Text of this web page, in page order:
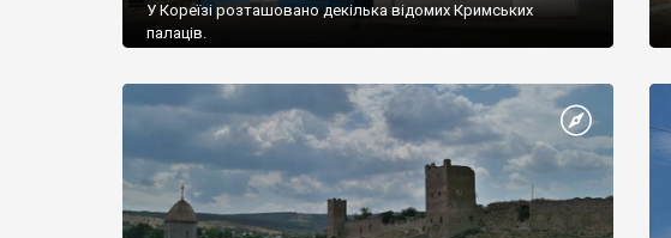
У Кореїзі розташовано декілька відомих Кримських
палаців.